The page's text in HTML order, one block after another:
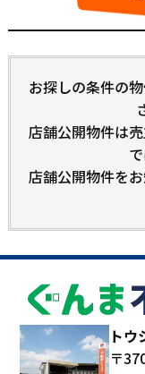
お探しの条件の
店舗公開物件は
店舗公開物件を
ト
〒